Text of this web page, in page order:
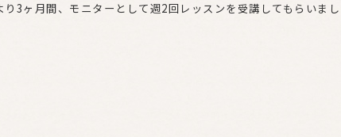
3ヶ月間、モニターとして週2回レッスンを受講してもらいまし